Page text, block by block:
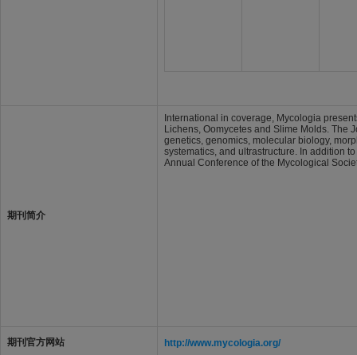
期刊简介
International in coverage, Mycologia
Lichens, Oomycetes and Slime Molds. The
genetics, genomics, molecular biology,
systematics, and ultrastructure. In addition
Annual Conference of the Mycological
期刊官方网站 http://www.mycologia.org/